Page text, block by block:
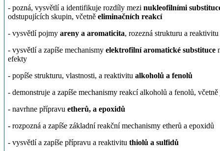
- pozná, vysvětlí a identifikuje rozdíly mezi nukleofilními
odstupujících skupin, včetně eliminačních reakcí
- vysvětlí pojmy areny a aromaticita, rozezná strukturu a
- vysvětlí a zapíše mechanismy elektrofilní aromatické substituce
efekty
- popíše strukturu, vlastnosti, a reaktivitu alkoholů a fenolů
- demonstruje a zapíše mechanismy reakcí alkoholů a fenolů,
- navrhne přípravu etherů, a epoxidů
- rozpozná a zapíše základní reakční mechanismy etherů a epoxidů
- vysvětlí a zapíše přípravu a reaktivitu thiolů a sulfidů